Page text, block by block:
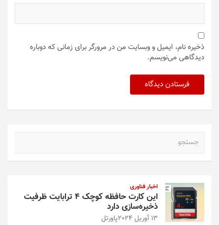
ذخیره نام، ایمیل و وبسایت من در مرورگر برای زمانی که دوباره
دیدگاهی می‌نویسم.
اخبار فناوری
این کارت حافظه کوچک ۴ ترابایت ظرفیت
ذخیره‌سازی دارد
13 آوریل 2024 پاورتل